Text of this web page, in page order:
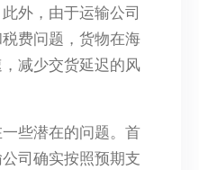
外，由于运输公司
费问题，货物在海
减少交货延迟的风
些潜在的问题。首
司确实按照预期支